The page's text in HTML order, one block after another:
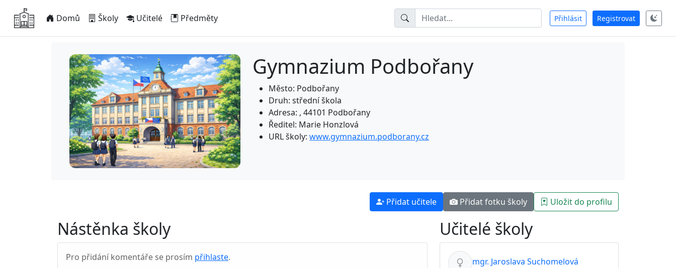
Domů Školy Učitelé Předměty Přihlásit Registrovat
Gymnazium Podbořany
Město: Podbořany
Druh: střední škola
Adresa: , 44101 Podbořany
Ředitel: Marie Honzlová
URL školy: www.gymnazium.podborany.cz
Přidat učitele Přidat fotku školy Uložit do profilu
Nástěnka školy
Pro přidání komentáře se prosím přihlaste.
Učitelé školy
mgr. Jaroslava Suchomelová